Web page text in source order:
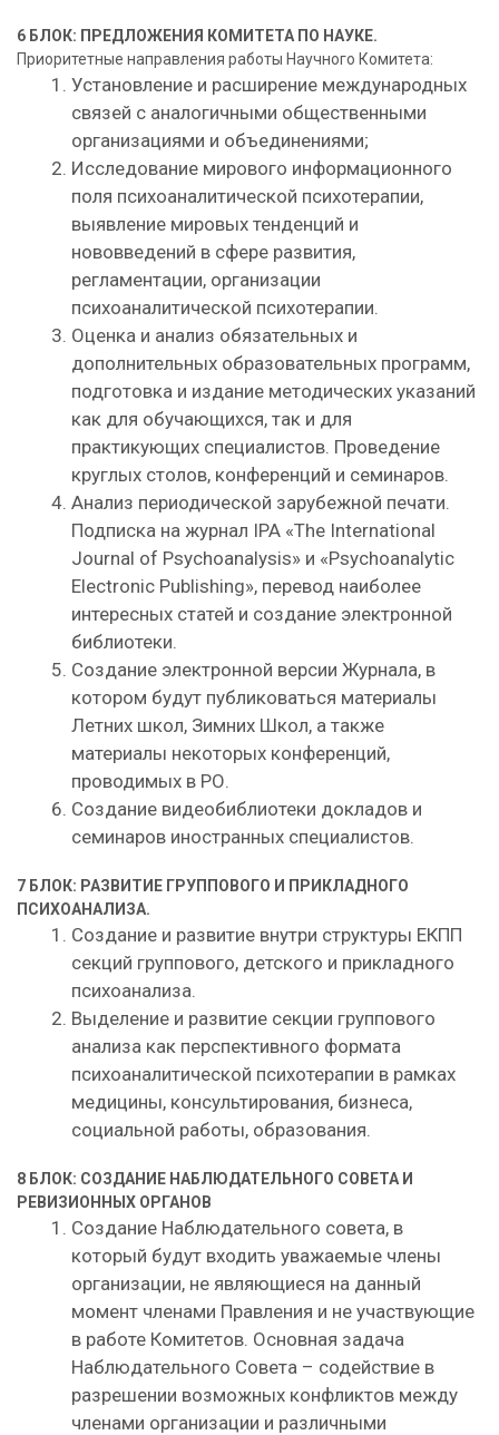
6 БЛОК: ПРЕДЛОЖЕНИЯ КОМИТЕТА ПО НАУКЕ.
Приоритетные направления работы Научного Комитета:
Установление и расширение международных
связей с аналогич­ными общественными
организациями и объединениями;
Исследование мирового информационного
поля психоаналитической психотерапии,
выявление мировых тенденций и
нововведений в сфере развития,
регламентации, организации
психоаналитической психотерапии.
Оценка и анализ обязательных и
дополнительных образовательных программ,
подготовка и издание методических указаний
как для обучающихся, так и для
практикующих специалистов. Проведение
круглых столов, конференций и семинаров.
Анализ периодической зарубежной печати.
Подписка на журнал IPA «The International
Journal of Psychoanalysis» и «Psychoanalytic
Electronic Publishing», перевод наиболее
интересных статей и создание электронной
библиотеки.
Создание электронной версии Журнала, в
котором будут публиковаться материалы
Летних школ, Зимних Школ, а также
материалы некоторых конференций,
проводимых в РО.
Создание видеобиблиотеки докладов и
семинаров иностранных специалистов.
7 БЛОК: РАЗВИТИЕ ГРУППОВОГО И ПРИКЛАДНОГО
ПСИХОАНАЛИЗА.
Создание и развитие внутри структуры ЕКПП
секций группового, детского и прикладного
психоанализа.
Выделение и развитие секции группового
анализа как перспективного формата
психоаналитической психотерапии в рамках
медицины, консультирования, бизнеса,
социальной работы, образования.
8 БЛОК: СОЗДАНИЕ НАБЛЮДАТЕЛЬНОГО СОВЕТА И
РЕВИЗИОННЫХ ОРГАНОВ
Создание Наблюдательного совета, в
который будут входить уважаемые члены
организации, не являющиеся на данный
момент членами Правления и не участвующие
в работе Комитетов. Основная задача
Наблюдательного Совета – содействие в
разрешении возможных конфликтов между
членами организации и различными